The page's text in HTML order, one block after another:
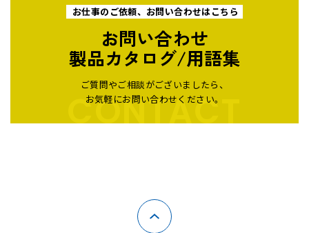
お仕事のご依頼、お問い合わせはこちら
お問い合わせ
製品カタログ/用語集
ご質問やご相談がございましたら、
お気軽にお問い合わせください。
CONTACT